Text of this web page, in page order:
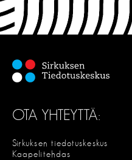
OTA YHTEYTTÄ:
Sirkuksen tiedotuskeskus
Kaapelitehdas